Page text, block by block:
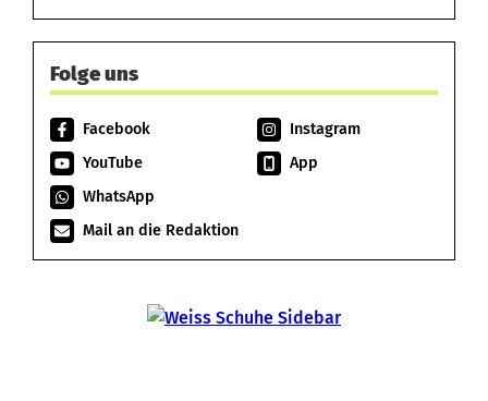
Folge uns
Facebook
Instagram
YouTube
App
WhatsApp
Mail an die Redaktion